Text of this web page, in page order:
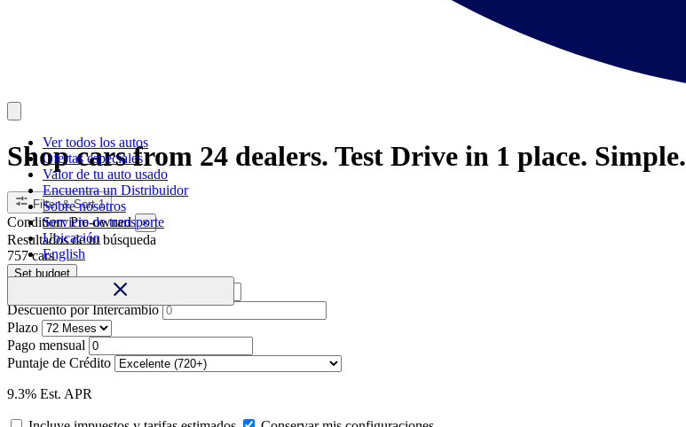
Ver todos los autos
Ofertas especiales
Valor de tu auto usado
Encuentra un Distribuidor
Sobre nosotros
Servicio de transporte
Ubicación
English
Shop cars from 24 dealers. Test Drive in 1 place. Simple.
Filter & Sort1
Condition: Pre-owned ×
Resultados de tu búsqueda
757cars
Set budget
Descuento por Intercambio
Plazo
Pago mensual
Puntaje de Crédito
9.3% Est. APR